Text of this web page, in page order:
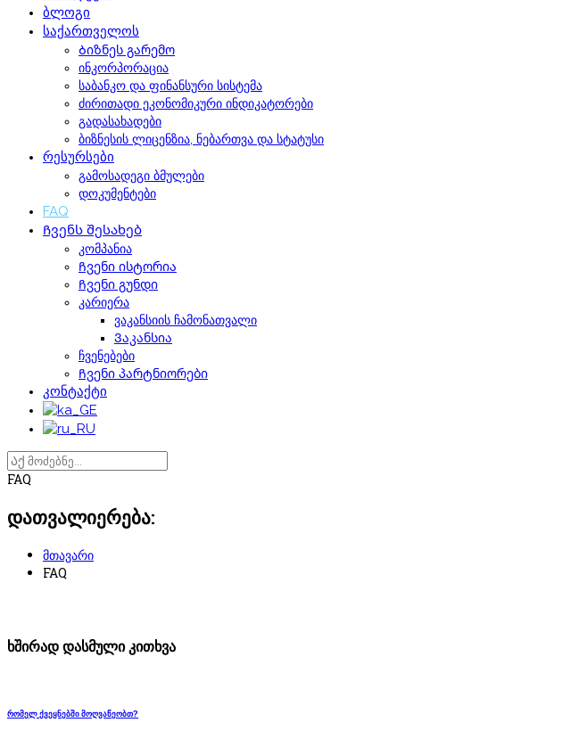
ბლოგი
საქართველოს
Ბიზნეს გარემო
ინკორპორაცია
საბანკო და ფინანსური სისტემა
ძირითადი ეკონომიკური ინდიკატორები
გადასახადები
ბიზნესის ლიცენზია, ნებართვა და სტატუსი
რესურსები
გამოსადეგი ბმულები
დოკუმენტები
FAQ
Ჩვენს შესახებ
კომპანია
Ჩვენი ისტორია
Ჩვენი გუნდი
კარიერა
ვაკანსიის ჩამონათვალი
Ვაკანსია
ჩვენებები
Ჩვენი პარტნიორები
კონტაქტი
FAQ
დათვალიერება:
მთავარი
FAQ
ხშირად დასმული კითხვა
რომელ ქვეყნებში მოღვაწეობთ?